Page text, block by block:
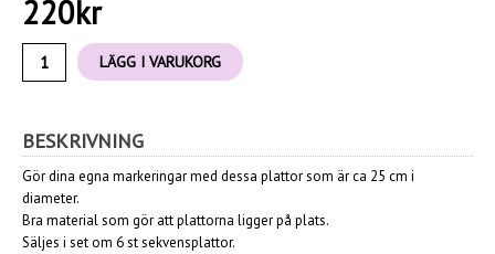
220kr
LÄGG I VARUKORG
BESKRIVNING
Gör dina egna markeringar med dessa plattor som är ca 25 cm i
diameter.
Bra material som gör att plattorna ligger på plats.
Säljes i set om 6 st sekvensplattor.